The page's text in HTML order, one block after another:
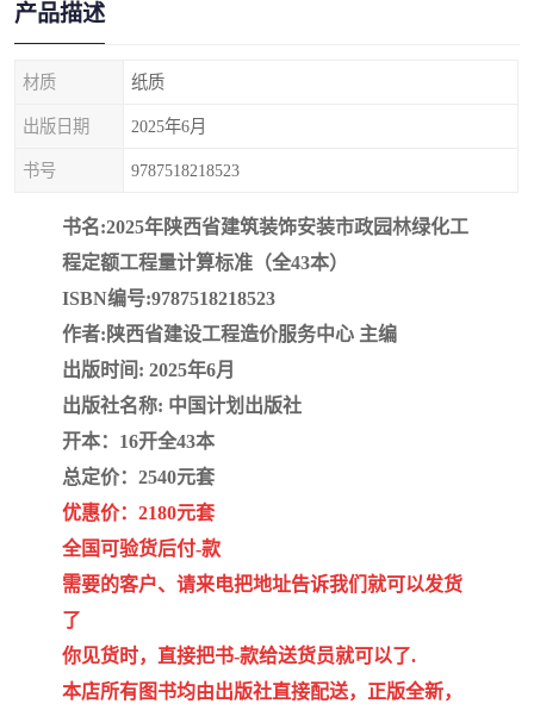
产品描述
材质 纸质
出版日期 2025年6月
书号 9787518218523
书名:2025年陕西省建筑装饰安装市政园林绿化工
程定额工程量计算标准（全43本）
ISBN编号:9787518218523
作者:陕西省建设工程造价服务中心 主编
出版时间: 2025年6月
出版社名称: 中国计划出版社
开本：16开全43本
总定价：2540元套
优惠价：2180元套
全国可验货后付-款
需要的客户、请来电把地址告诉我们就可以发货
了
你见货时，直接把书-款给送货员就可以了.
本店所有图书均由出版社直接配送，正版全新，
疏浚工程预算定额
吉林建设工程计价定额
福建建设工程预算定额
江西省建筑工程预算定额 安徽省建设工程预算定额
锅炉及压力容器规范国际
性规范ASME
湖北省建设工程预算定额
甘肃省建设工程预算定额
内蒙古建设工程预算定额
陕西建设工程消耗量定额
贵州水利水电定额
青海省建筑工程消耗量定 西藏建筑工程计价定额